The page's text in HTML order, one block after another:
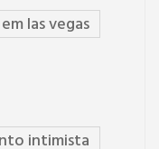
las vegas
intimista